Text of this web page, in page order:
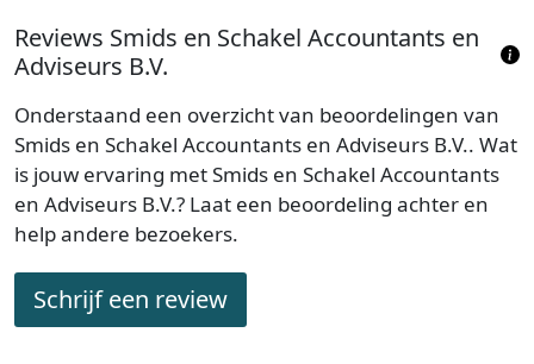
Reviews Smids en Schakel Accountants en
Adviseurs B.V.
Onderstaand een overzicht van beoordelingen van
Smids en Schakel Accountants en Adviseurs B.V.. Wat
is jouw ervaring met Smids en Schakel Accountants
en Adviseurs B.V.? Laat een beoordeling achter en
help andere bezoekers.
Schrijf een review